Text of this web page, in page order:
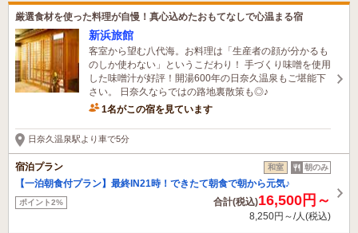
厳選食材を使った料理が自慢！真心込めたおもてなしで心温まる宿
新浜旅館
客室から望む八代海。お料理は「生産者の顔が分かるも
のしか使わない」というこだわり！ 手づくり味噌を使用
した味噌汁が好評！開湯600年の日奈久温泉もご堪能下
さい。 日奈久ならではの路地裏散策も◎♪
1名がこの宿を見ています
日奈久温泉駅より車で5分
宿泊プラン 和室 朝のみ
【一泊朝食付プラン】最終IN21時！できたて朝食で朝から元気♪
ポイント2% 合計(税込)16,500円～
8,250円～/人(税込)